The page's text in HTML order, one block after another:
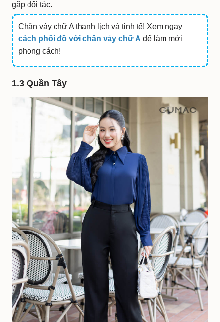
gặp đối tác.
Chân váy chữ A thanh lịch và tinh tế! Xem ngay
cách phối đồ với chân váy chữ A để làm mới
phong cách!
1.3 Quần Tây